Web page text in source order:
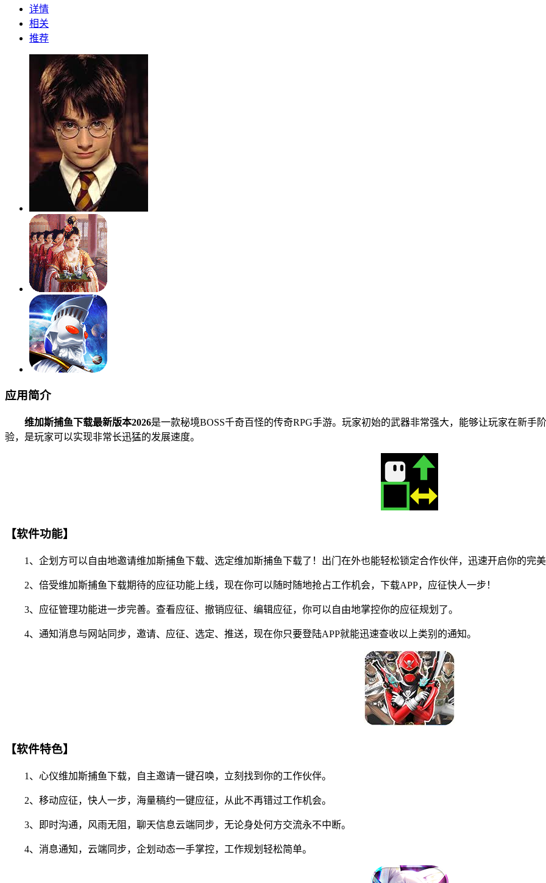
详情
相关
推荐
应用简介
维加斯捕鱼下载最新版本2026是一款秘境BOSS千奇百怪的传奇RPG手游。玩家初始的武器非常强大，能够让玩家在新手
验，是玩家可以实现非常长迅猛的发展速度。
【软件功能】
1、企划方可以自由地邀请维加斯捕鱼下载、选定维加斯捕鱼下载了！出门在外也能轻松锁定合作伙伴，迅速开启你的完
2、倍受维加斯捕鱼下载期待的应征功能上线，现在你可以随时随地抢占工作机会，下载APP，应征快人一步！
3、应征管理功能进一步完善。查看应征、撤销应征、编辑应征，你可以自由地掌控你的应征规划了。
4、通知消息与网站同步，邀请、应征、选定、推送，现在你只要登陆APP就能迅速查收以上类别的通知。
【软件特色】
1、心仪维加斯捕鱼下载，自主邀请一键召唤，立刻找到你的工作伙伴。
2、移动应征，快人一步，海量稿约一键应征，从此不再错过工作机会。
3、即时沟通，风雨无阻，聊天信息云端同步，无论身处何方交流永不中断。
4、消息通知，云端同步，企划动态一手掌控，工作规划轻松简单。